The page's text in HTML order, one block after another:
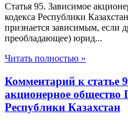
Статья 95. Зависимое
кодекса Республики
признается зависимым, если
преобладающее) юрид...
Читать полностью »
Комментарий к статье
акционерное общество
Республики Казахстан